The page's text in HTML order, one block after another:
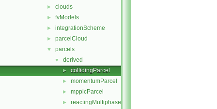
► clouds
► fvModels
► integrationScheme
► parcelCloud
▼ parcels
▼ derived
► collidingParcel
► momentumParcel
► mppicParcel
► reactingMultiphaseParcel